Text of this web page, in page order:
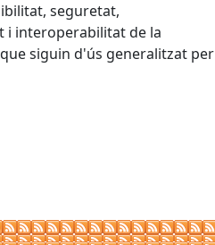
seguretat,
i interoperabilitat de la
siguin d'ús generalitzat per